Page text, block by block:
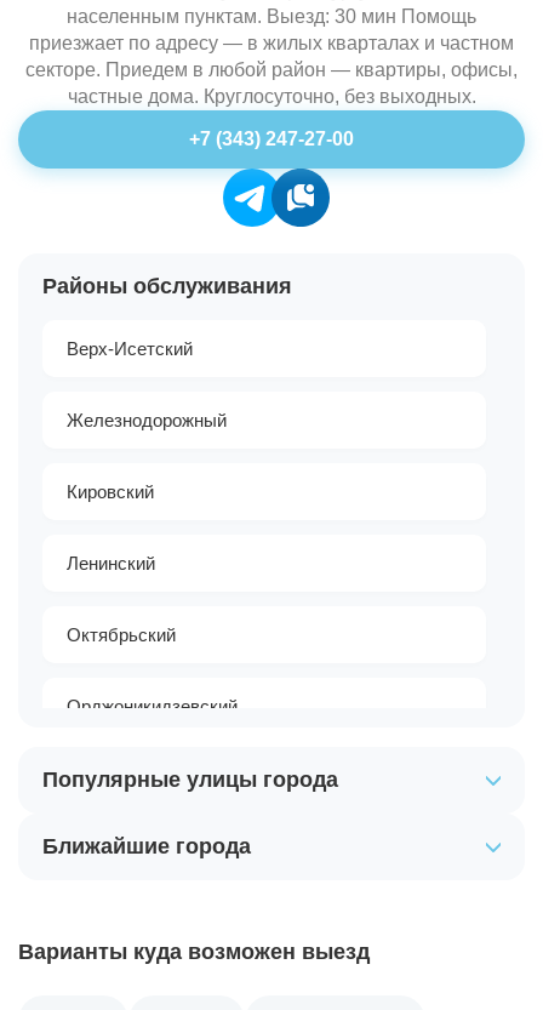
населенным пунктам. Выезд: 30 мин Помощь
приезжает по адресу — в жилых кварталах и частном
секторе. Приедем в любой район — квартиры, офисы,
частные дома. Круглосуточно, без выходных.
+7 (343) 247-27-00
Районы обслуживания
Верх-Исетский
Железнодорожный
Кировский
Ленинский
Октябрьский
Орджоникидзевский
Чкаловский
Популярные улицы города
Ближайшие города
Варианты куда возможен выезд